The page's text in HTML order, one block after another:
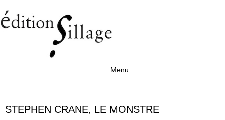
Menu
STEPHEN CRANE, LE MONSTRE